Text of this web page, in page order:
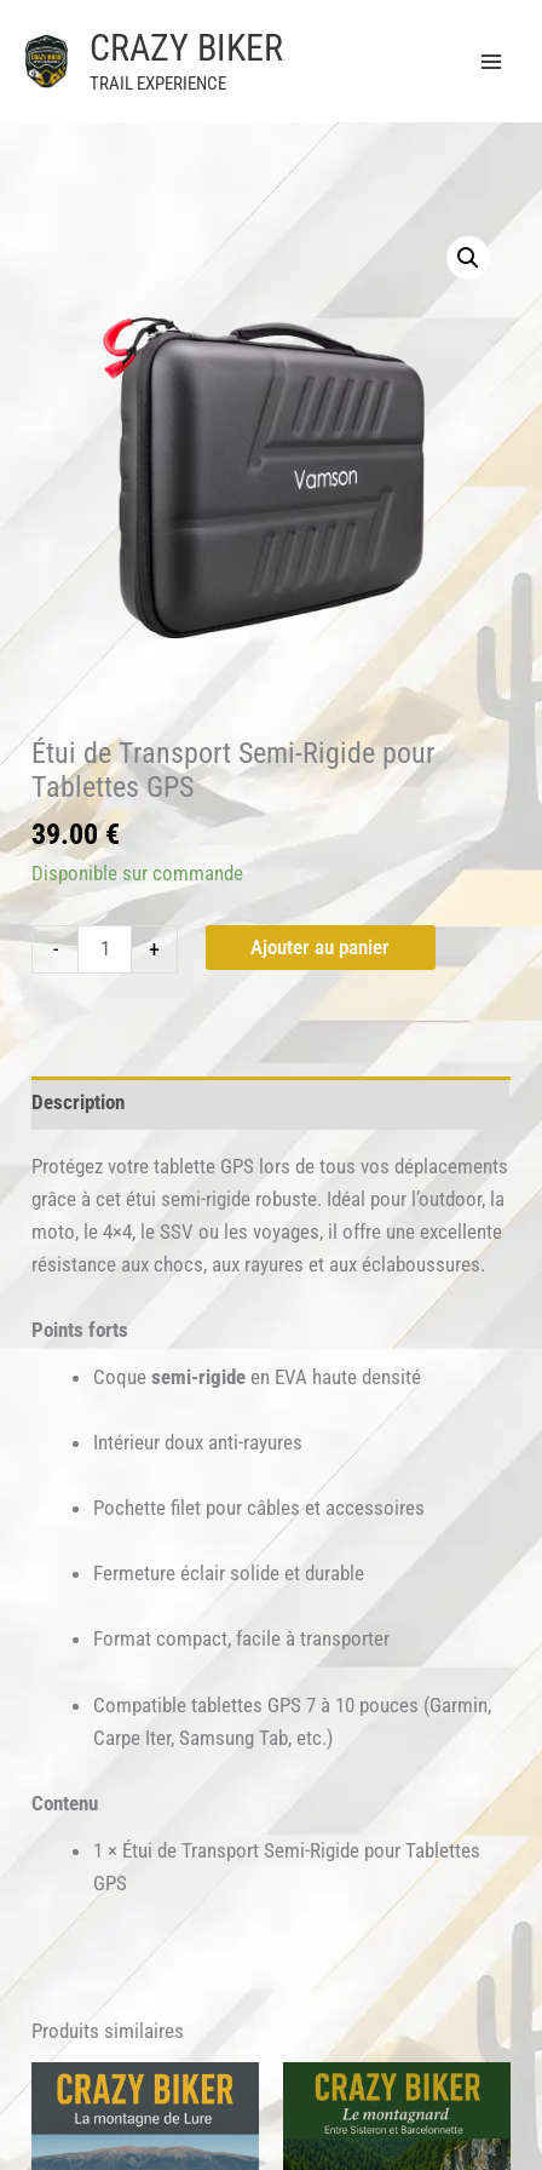
contenu
CRAZY BIKER
TRAIL EXPERIENCE
Étui de Transport Semi-Rigide pour
Tablettes GPS
39.00€
Disponible sur commande
-
quantité
de
Transport
Semi-
pour
Tablettes
GPS
+ Ajouter au panier
Description
Protégez votre tablette GPS lors de tous vos déplacements
grâce à cet étui semi-rigide robuste. Idéal pour l’outdoor, la
moto, le 4×4, le SSV ou les voyages, il offre une excellente
résistance aux chocs, aux rayures et aux éclaboussures.
Points forts
Coquesemi-rigide en EVA haute densité
Intérieur doux anti-rayures
Pochette filet pour câbles et accessoires
Fermeture éclair solide et durable
Format compact, facile à transporter
Compatible tablettes GPS 7 à 10 pouces (Garmin,
Carpe Iter, Samsung Tab, etc.)
Contenu
1 × Étui de Transport Semi-Rigide pour Tablettes
GPS
Produits similaires